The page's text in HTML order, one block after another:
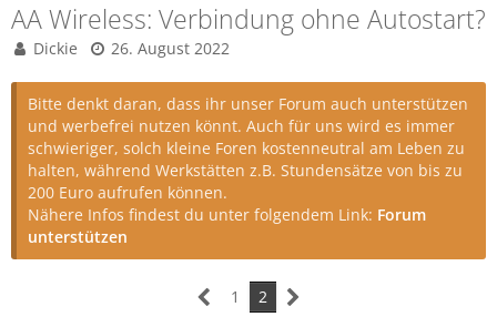
AA Wireless: Verbindung ohne Autostart?
Dickie 26. August 2022
Bitte denkt daran, dass ihr unser Forum auch unterstützen
und werbefrei nutzen könnt. Auch für uns wird es immer
schwieriger, solch kleine Foren kostenneutral am Leben zu
halten, während Werkstätten z.B. Stundensätze von bis zu
200 Euro aufrufen können.
Nähere Infos findest du unter folgendem Link: Forum
unterstützen
1 2